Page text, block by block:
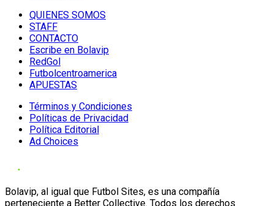
QUIENES SOMOS
STAFF
CONTACTO
Escribe en Bolavip
RedGol
Futbolcentroamerica
APUESTAS
Términos y Condiciones
Políticas de Privacidad
Política Editorial
Ad Choices
Bolavip, al igual que Futbol Sites, es una compañía
perteneciente a Better Collective. Todos los derechos